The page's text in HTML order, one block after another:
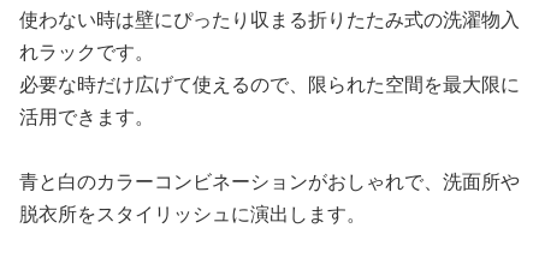
使わない時は壁にぴったり収まる折りたたみ式の洗濯物入
れラックです。
必要な時だけ広げて使えるので、限られた空間を最大限に
活用できます。
青と白のカラーコンビネーションがおしゃれで、洗面所や
脱衣所をスタイリッシュに演出します。